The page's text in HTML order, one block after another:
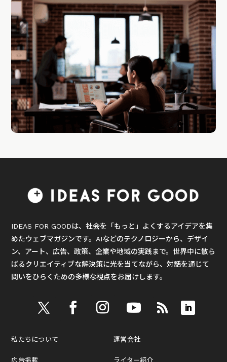
IDEAS FOR GOODは、社会を「もっと」よくするアイデアを集
めたウェブマガジンです。AIなどのテクノロジーから、デザイ
ン、アート、広告、政策、企業や地域の実践まで。世界中に散ら
ばるクリエイティブな解決策に光を当てながら、対話を通じて
問いをひらくための多様な視点をお届けします。
私たちについて
広告掲載
運営会社
ライター紹介